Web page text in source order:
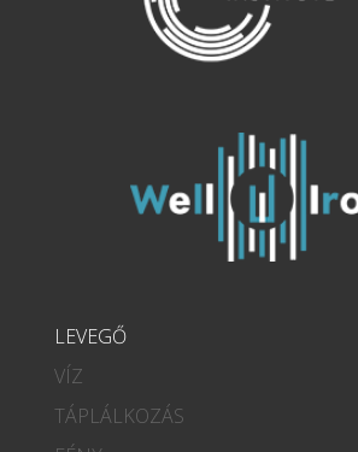
LEVEGŐ
VÍZ
TÁPLÁLKOZÁS